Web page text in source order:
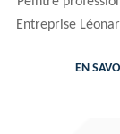
Léonard
et pavé.
EN SAVOIR PLUS